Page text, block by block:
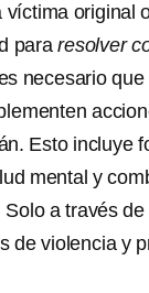
víctima original
pararesolver
necesario
Esto incluye
mental y
a través
de violencia y